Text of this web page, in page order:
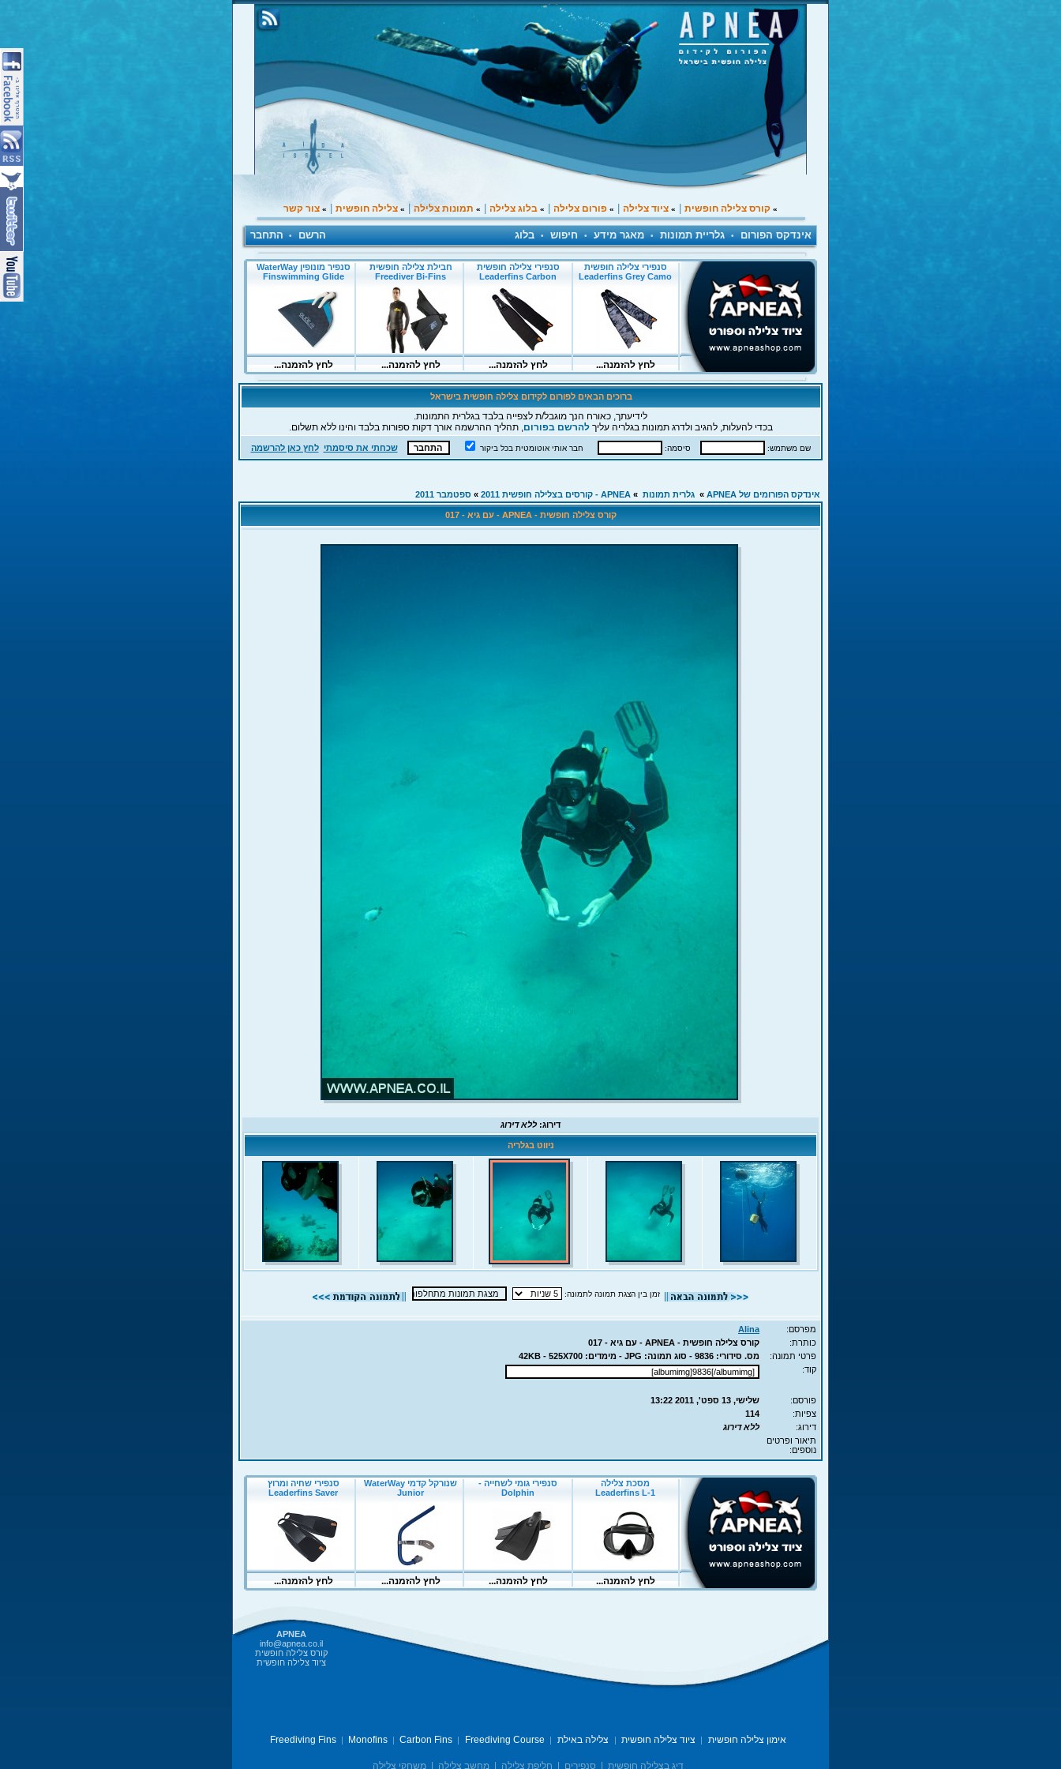
» קורס צלילה חופשית |
» ציוד צלילה |
» פורום צלילה |
» בלוג צלילה |
» תמונות צלילה |
» צלילה חופשית |
» צור קשר
אינדקס הפורום • גלריית תמונות • מאגר מידע • חיפוש • בלוג הרשם • התחבר
ברוכים הבאים לפורום לקידום צלילה חופשית בישראל
לידיעתך, כאורח הנך מוגבל/ת לצפייה בלבד בגלרית התמונות.
בכדי להעלות, להגיב ולדרג תמונות בגלריה עליךלהרשם בפורום, תהליך ההרשמה אורך דקות ספורות בלבד והינו ללא תשלום.
שם משתמש: סיסמה: חבר אותי אוטומטית בכל ביקור שכחתי את סיסמתי לחץ כאן להרשמה
אינדקס הפורומים של APNEA » גלרית תמונות » APNEA - קורסים בצלילה חופשית 2011 » ספטמבר 2011
קורס צלילה חופשית - APNEA - עם גיא - 017
דירוג:ללא דירוג
ניווט בגלריה
זמן בין הצגת תמונה לתמונה:
מפרסם:
Alina
כותרת:
קורס צלילה חופשית - APNEA - עם גיא - 017
פרטי תמונה:
מס. סידורי: 9836 - סוג תמונה: JPG - מימדים: 42KB - 525X700
קוד:
פורסם:
שלישי, 13 ספט', 2011 13:22
צפיות:
114
דירוג:
ללא דירוג
תיאור ופרטים
נוספים:
APNEA
info@apnea.co.il
קורס צלילה חופשית
ציוד צלילה חופשית
אימון צלילה חופשית | ציוד צלילה חופשית | צלילה באילת |
Freediving Fins| Monofins| Carbon Fins| Freediving Course
דיג בצלילה חופשית סנפירים חליפת צלילה מחשב צלילה משחקי צלילה